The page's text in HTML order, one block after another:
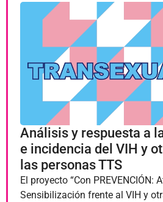
Análisis y respuesta a
e incidencia del VIH y
las personas TTS
El proyecto “Con PREVENCIÓN:
Sensibilización frente al VIH y